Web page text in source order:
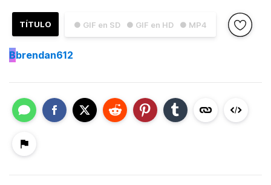
● GIF en SD ● GIF en HD ● MP4
TÍTULO
Bbrendan612